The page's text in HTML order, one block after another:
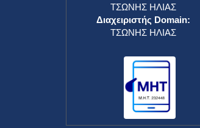
ΤΣΩΝΗΣ ΗΛΙΑΣ
Διαχειριστής Domain:
ΤΣΩΝΗΣ ΗΛΙΑΣ